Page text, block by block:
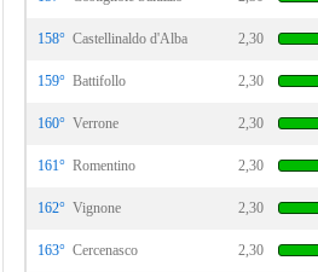
158° Castellinaldo d'Alba 2,30
159° Battifollo 2,30
160° Verrone 2,30
161° Romentino 2,30
162° Vignone 2,30
163° Cercenasco 2,30